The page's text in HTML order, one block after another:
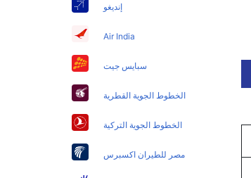
إنديغو
Air India
سبايس جيت
الخطوط الجوية القطرية
الخطوط الجوية التركية
مصر للطيران اكسبرس